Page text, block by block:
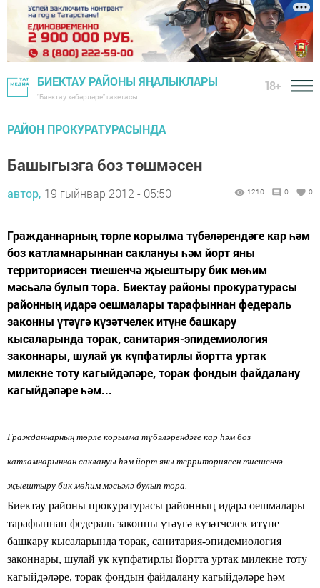
БИЕКТАУ РАЙОНЫ ЯҢАЛЫКЛАРЫ
"Биектау хәбәрләре" газетасы
18+
РАЙОН ПРОКУРАТУРАСЫНДА
Башыгызга боз төшмәсен
автор, 19 гыйнвар 2012 - 05:50 1210 0 0
Гражданнарның төрле корылма түбәләрендәге кар һәм
боз катламнарыннан саклануы һәм йорт яны
территориясен тиешенчә җыештыру бик мөһим
мәсьәлә булып тора. Биектау районы прокуратурасы
районның идарә оешмалары тарафыннан федераль
законны үтәүгә күзәтчелек итүне башкару
кысаларында торак, санитария-эпидемиология
законнары, шулай ук күпфатирлы йортта уртак
милекне тоту кагыйдәләре, торак фондын файдалану
кагыйдәләре һәм...
Гражданнарның төрле корылма түбәләрендәге кар һәм боз
катламнарыннан саклануы һәм йорт яны территориясен тиешенчә
җыештыру бик мөһим мәсьәлә булып тора.
Биектау районы прокуратурасы районның идарә оешмалары
тарафыннан федераль законны үтәүгә күзәтчелек итүне
башкару кысаларында торак, санитария-эпидемиология
законнары, шулай ук күпфатирлы йортта уртак милекне тоту
кагыйдәләре, торак фондын файдалану кагыйдәләре һәм